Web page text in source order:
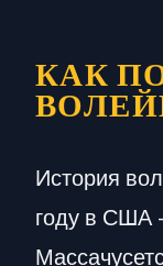
КАК
История
году в США